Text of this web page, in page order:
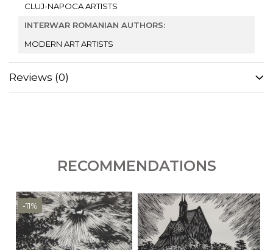
CLUJ-NAPOCA ARTISTS
INTERWAR ROMANIAN AUTHORS:
MODERN ART ARTISTS
Reviews (0)
RECOMMENDATIONS
-11%